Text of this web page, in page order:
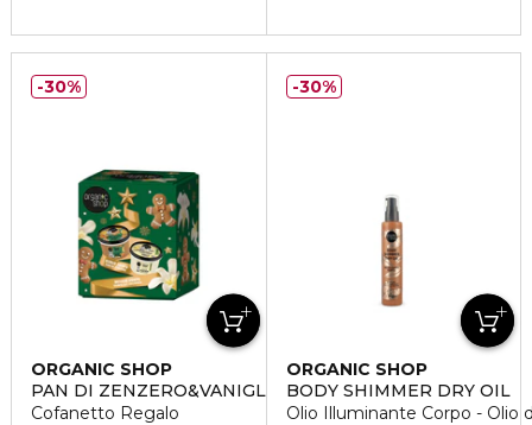
ORGANIC SHOP
PAN DI ZENZERO&VANIGLIA
Cofanetto Regalo
30%
ORGANIC SHOP
BODY SHIMMER DRY OIL
Olio Illuminante Corpo - Olio
30%